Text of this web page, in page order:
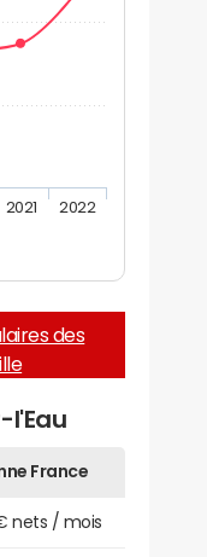
2021 2022
des
l'Eau
France
nets / mois